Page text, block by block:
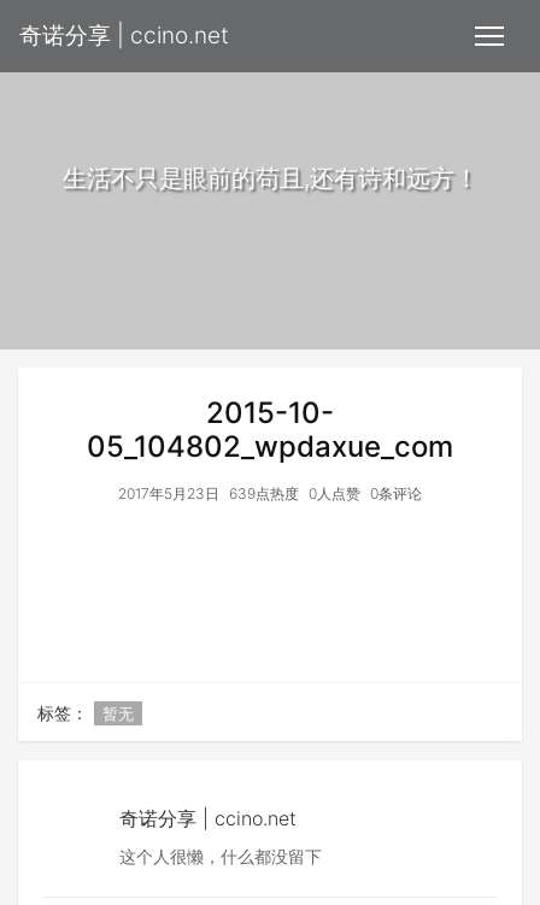
奇诺分享 | ccino.net
生活不只是眼前的苟且,还有诗和远方！
2015-10-
05_104802_wpdaxue_com
2017年5月23日 639点热度 0人点赞 0条评论
标签： 暂无
奇诺分享 | ccino.net
这个人很懒，什么都没留下